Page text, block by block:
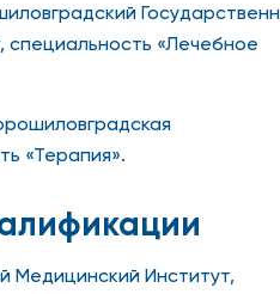
специальность «Лечебное
«Терапия».
Медицинский Институт,